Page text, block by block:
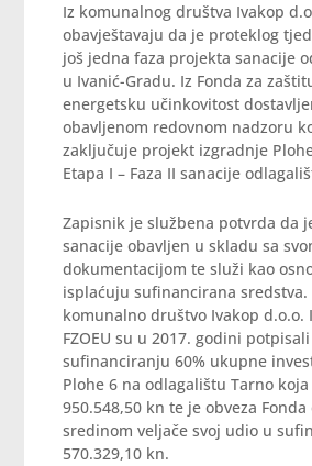
Iz komunalnog društva Ivakop
obavještavaju da je proteklog
još jedna faza projekta sanacije
u Ivanić-Gradu. Iz Fonda za
energetsku učinkovitost
obavljenom redovnom nadzoru
zaključuje projekt izgradnje
Etapa I – Faza II sanacije
Zapisnik je službena potvrda da
sanacije obavljen u skladu sa
dokumentacijom te služi kao
isplaćuju sufinancirana sredstva.
komunalno društvo Ivakop d.o.o.
FZOEU su u 2017. godini
sufinanciranju 60% ukupne
Plohe 6 na odlagalištu Tarno
950.548,50 kn te je obveza
sredinom veljače svoj udio u
570.329,10 kn.